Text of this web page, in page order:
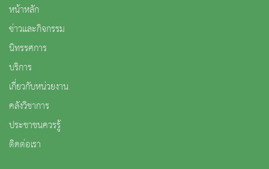
หน้าหลัก
ข่าวและกิจกรรม
นิทรรศการ
บริการ
เกี่ยวกับหน่วยงาน
คลังวิชาการ
ประชาชนควรรู้
ติดต่อเรา